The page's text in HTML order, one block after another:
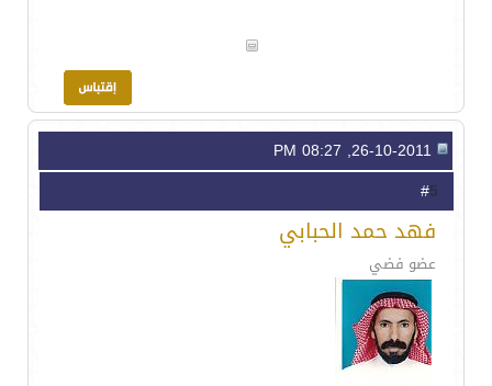
5
فهد حمد الحبابي
عضو فضي